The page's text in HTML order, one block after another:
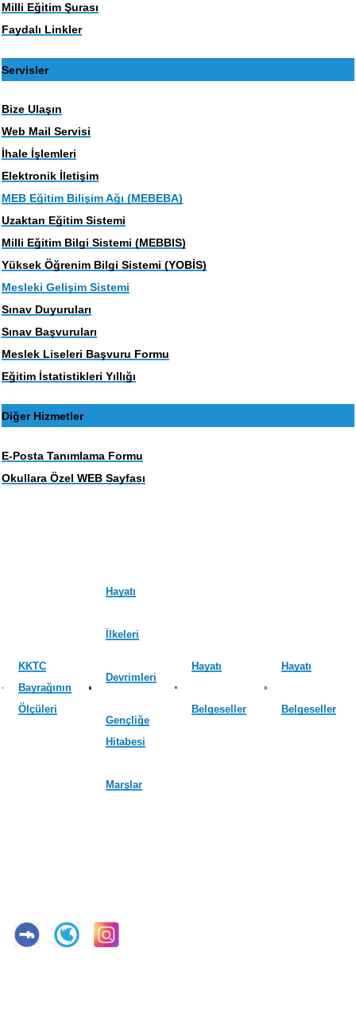
Milli Eğitim Şurası
Faydalı Linkler
Servisler
Bize Ulaşın
Web Mail Servisi
İhale İşlemleri
Elektronik İletişim
MEB Eğitim Bilişim Ağı (MEBEBA)
Uzaktan Eğitim Sistemi
Milli Eğitim Bilgi Sistemi (MEBBIS)
Yüksek Öğrenim Bilgi Sistemi (YOBİS)
Mesleki Gelişim Sistemi
Sınav Duyuruları
Sınav Başvuruları
Meslek Liseleri Başvuru Formu
Eğitim İstatistikleri Yıllığı
Diğer Hizmetler
E-Posta Tanımlama Formu
Okullara Özel WEB Sayfası
KKTC
Bayrağının
Ölçüleri
Hayatı
İlkeleri
Devrimleri
Gençliğe
Hitabesi
Marşlar
Hayatı
Belgeseller
Hayatı
Belgeseller